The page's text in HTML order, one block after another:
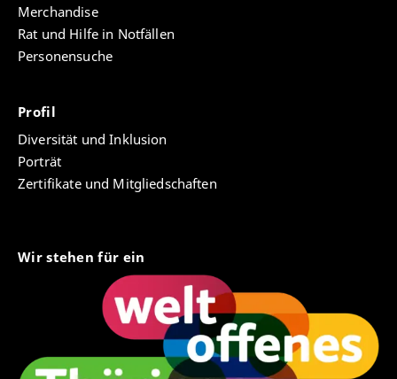
Merchandise
Rat und Hilfe in Notfällen
Personensuche
Profil
Diversität und Inklusion
Porträt
Zertifikate und Mitgliedschaften
Wir stehen für ein